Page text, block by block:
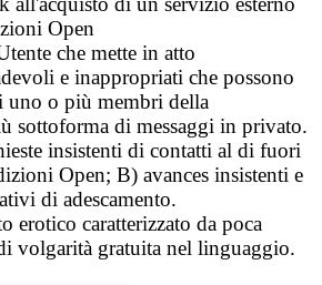
Open
che mette in atto
e inappropriati che possono
uno o più membri della
sottoforma di messaggi in privato.
insistenti di contatti al di fuori
Open; B) avances insistenti e
di adescamento.
erotico caratterizzato da poca
volgarità gratuita nel linguaggio.